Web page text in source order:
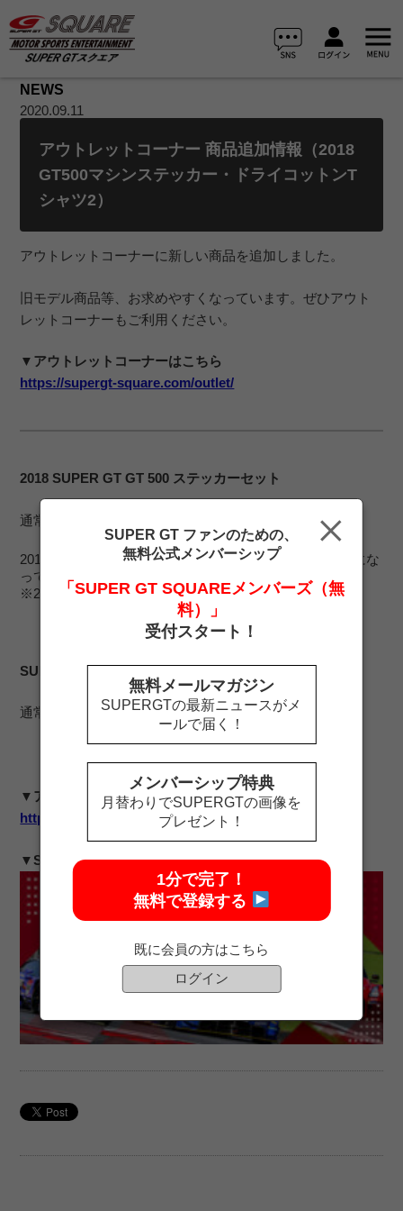
NEWS
2020.09.11
アウトレットコーナー 商品追加情報（2018
GT500マシンステッカー・ドライコットンT
シャツ2）
アウトレットコーナーに新しい商品を追加しました。
旧モデル商品等、お求めやすくなっています。ぜひアウト
レットコーナーもご利用ください。
▼アウトレットコーナーはこちら
https://supergt-square.com/outlet/
2018 SUPER GT GT 500 ステッカーセット
通常価格 900 円（税込） SALE価格 500円（税込）
2018年参戦のGT500車両別に3種のステッカーがセットにな
っています。
※2018年の商品です。
SUPER GT ドライコットンタッチTシャツ2
通常価格 3,800円（税込） SALE価格 1,900円（税込）
▼アウトレットコーナーはこちら
https://supergt-square.com/outlet/
▼SUPER GTオフィシャルショップトップページ
SUPER GT ファンのための、
無料公式メンバーシップ
「SUPER GT SQUAREメンバーズ（無
料）」
受付スタート！
無料メールマガジン
SUPERGTの最新ニュースがメ
ールで届く！
メンバーシップ特典
月替わりでSUPERGTの画像を
プレゼント！
1分で完了！
無料で登録する
既に会員の方はこちら
ログイン